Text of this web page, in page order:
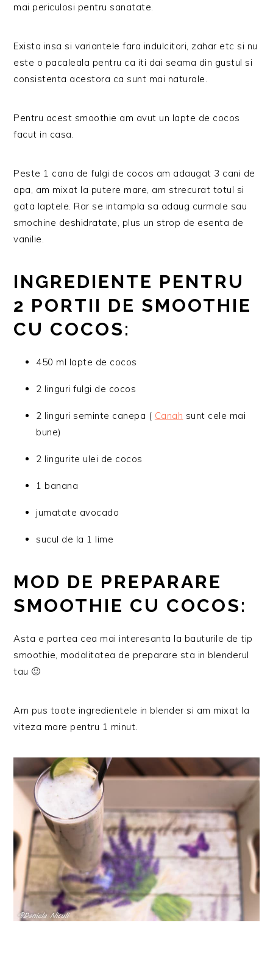
mai periculosi pentru sanatate.
Exista insa si variantele fara indulcitori, zahar etc si nu
este o pacaleala pentru ca iti dai seama din gustul si
consistenta acestora ca sunt mai naturale.
Pentru acest smoothie am avut un lapte de cocos
facut in casa.
Peste 1 cana de fulgi de cocos am adaugat 3 cani de
apa, am mixat la putere mare, am strecurat totul si
gata laptele. Rar se intampla sa adaug curmale sau
smochine deshidratate, plus un strop de esenta de
vanilie.
INGREDIENTE PENTRU
2 PORTII DE SMOOTHIE
CU COCOS:
450 ml lapte de cocos
2 linguri fulgi de cocos
2 linguri seminte canepa ( Canah sunt cele mai
bune)
2 lingurite ulei de cocos
1 banana
jumatate avocado
sucul de la 1 lime
MOD DE PREPARARE
SMOOTHIE CU COCOS:
Asta e partea cea mai interesanta la bauturile de tip
smoothie, modalitatea de preparare sta in blenderul
tau 🙂
Am pus toate ingredientele in blender si am mixat la
viteza mare pentru 1 minut.